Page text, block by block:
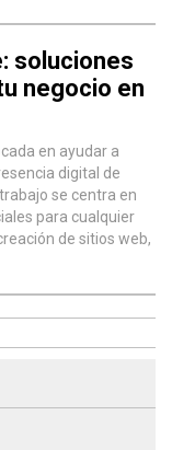
soluciones
negocio en
en ayudar a
digital de
se centra en
para cualquier
de sitios web,